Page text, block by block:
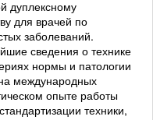
дуплексному
для врачей по
заболеваний.
сведения о технике
нормы и патологии
международных
опыте работы
техники,